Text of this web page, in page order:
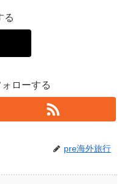
る
ローする
pre海外旅行